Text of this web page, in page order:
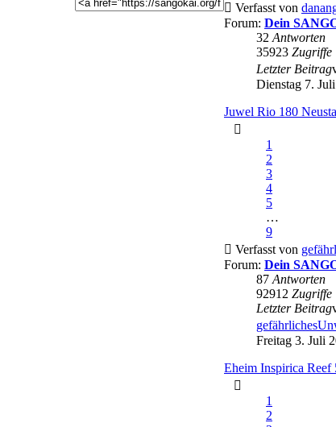
Verfasst von
Forum: Dein
32 Antworten
35923 Zugriffe
Letzter Beitrag
Dienstag 7.
Juwel Rio 180
1
2
3
4
5
…
9
Verfasst von
Forum: Dein
87 Antworten
92912 Zugriffe
Letzter Beitrag
Freitag 3. Juli
Eheim Inspirica Reef
1
2